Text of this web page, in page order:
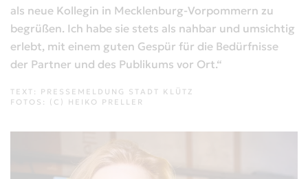
als neue Kollegin in Mecklenburg-Vorpommern zu
begrüßen. Ich habe sie stets als nahbar und umsichtig
erlebt, mit einem guten Gespür für die Bedürfnisse
der Partner und des Publikums vor Ort.“
TEXT: PRESSEMELDUNG STADT KLÜTZ
FOTOS: (C) HEIKO PRELLER